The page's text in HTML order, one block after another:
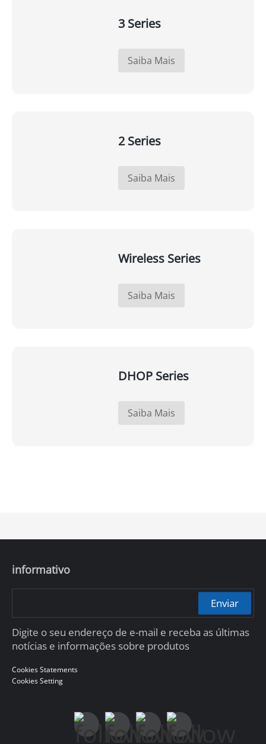
3 Series
Saiba Mais
2 Series
Saiba Mais
Wireless Series
Saiba Mais
DHOP Series
Saiba Mais
informativo
Enviar
Digite o seu endereço de e-mail e receba as últimas
notícias e informações sobre produtos
Cookies Statements
Cookies Setting